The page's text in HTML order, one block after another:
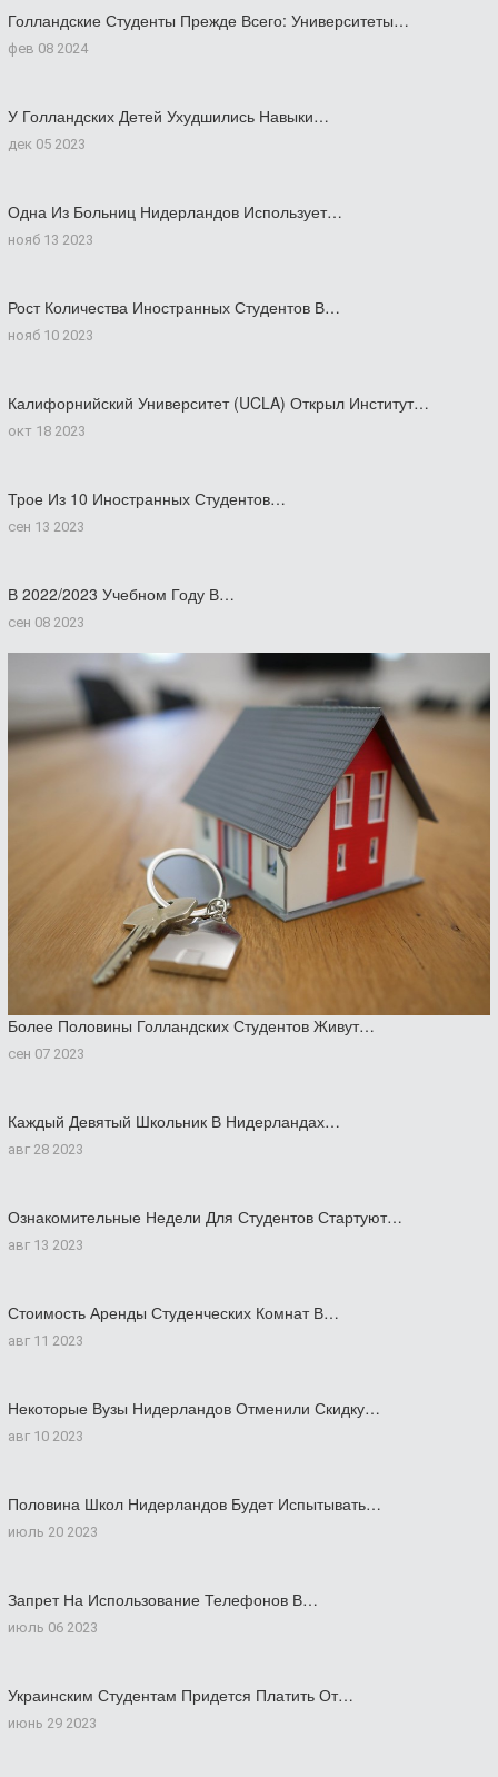
Голландские Студенты Прежде Всего: Университеты…
фев 08 2024
У Голландских Детей Ухудшились Навыки…
дек 05 2023
Одна Из Больниц Нидерландов Использует…
нояб 13 2023
Рост Количества Иностранных Студентов В…
нояб 10 2023
Калифорнийский Университет (UCLA) Открыл Институт…
окт 18 2023
Трое Из 10 Иностранных Студентов…
сен 13 2023
В 2022/2023 Учебном Году В…
сен 08 2023
Более Половины Голландских Студентов Живут…
сен 07 2023
Каждый Девятый Школьник В Нидерландах…
авг 28 2023
Ознакомительные Недели Для Студентов Стартуют…
авг 13 2023
Стоимость Аренды Студенческих Комнат В…
авг 11 2023
Некоторые Вузы Нидерландов Отменили Скидку…
авг 10 2023
Половина Школ Нидерландов Будет Испытывать…
июль 20 2023
Запрет На Использование Телефонов В…
июль 06 2023
Украинским Студентам Придется Платить От…
июнь 29 2023